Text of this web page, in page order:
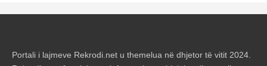
Portali i lajmeve Rekrodi.net u themelua në dhjetor të vitit 2024.